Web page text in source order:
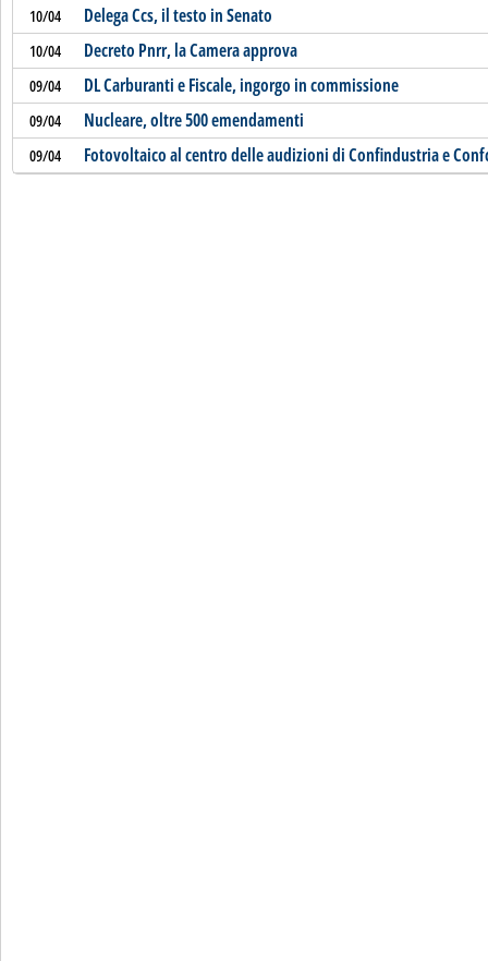
10/04 Delega Ccs, il testo in Senato
10/04 Decreto Pnrr, la Camera approva
09/04 DL Carburanti e Fiscale, ingorgo in commissione
09/04 Nucleare, oltre 500 emendamenti
09/04 Fotovoltaico al centro delle audizioni di Confindustria e